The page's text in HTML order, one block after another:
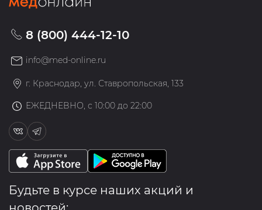
8 (800) 444-12-10
info@med-online.ru
г. Краснодар, ул. Ставропольская, 133
ЕЖЕДНЕВНО, с 10:00 до 22:00
Будьте в курсе наших акций и